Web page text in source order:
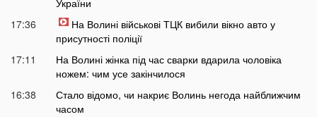
України
17:36
На Волині військові ТЦК вибили вікно авто у
присутності поліції
17:11
На Волині жінка під час сварки вдарила чоловіка
ножем: чим усе закінчилося
16:38
Стало відомо, чи накриє Волинь негода найближчим
часом